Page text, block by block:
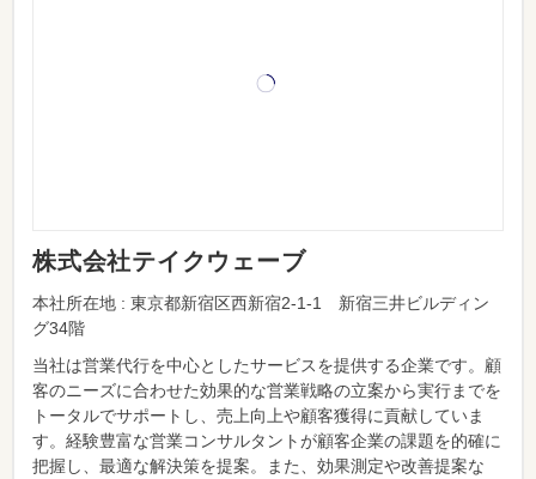
株式会社テイクウェーブ
本社所在地 : 東京都新宿区西新宿2-1-1 新宿三井ビルディン
グ34階
当社は営業代行を中心としたサービスを提供する企業です。顧
客のニーズに合わせた効果的な営業戦略の立案から実行までを
トータルでサポートし、売上向上や顧客獲得に貢献していま
す。経験豊富な営業コンサルタントが顧客企業の課題を的確に
把握し、最適な解決策を提案。また、効果測定や改善提案な